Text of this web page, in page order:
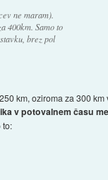
ne maram).
400km. Samo to
brez pol
km, oziroma za 300
v potovalnem času
to: